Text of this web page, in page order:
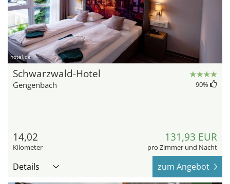
hotel.de
Schwarzwald-Hotel
Gengenbach 90%
14,02
Kilometer
131,93 EUR
pro Zimmer und Nacht
Details zum Angebot